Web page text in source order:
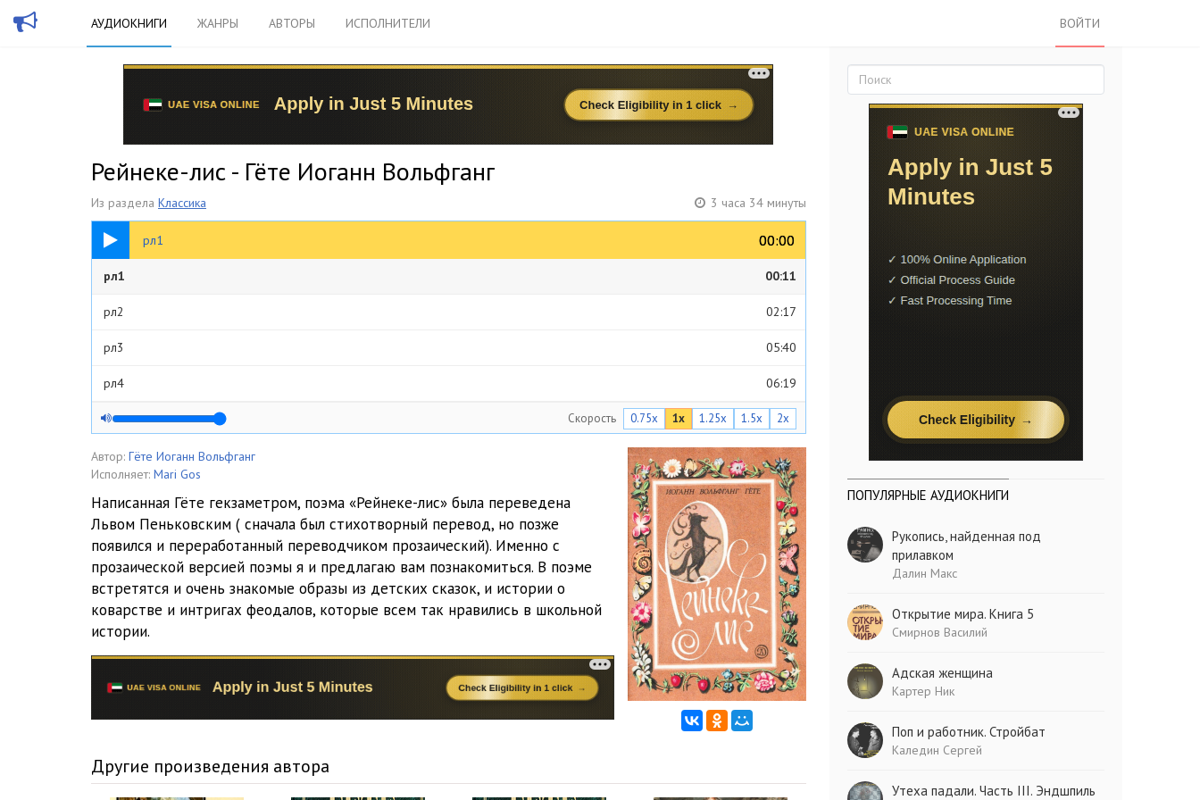
АУДИОКНИГИ ЖАНРЫ АВТОРЫ ИСПОЛНИТЕЛИ ВОЙТИ
Рейнеке-лис - Гёте Иоганн Вольфганг
Из раздела Классика 3 часа 34 минуты
рл1 00:00
00:00
00:11
рл1 00:11
рл2 02:17
рл3 05:40
рл4 06:19
рл5 03:25
рл6 08:46
05:11
рл8 03:15
рл9 05:51
рл10 04:59
рл11 03:26
06:06
06:39
рл15
Скорость 0.75x 1x 1.25x 1.5x 2x
Автор: Гёте Иоганн Вольфганг
Исполняет: Mari Gos
Написанная Гёте гекзаметром, поэма «Рейнеке-лис» была переведена
Львом Пеньковским ( сначала был стихотворный перевод, но позже
появился и переработанный переводчиком прозаический). Именно с
прозаической версией поэмы я и предлагаю вам познакомиться. В поэме
встретятся и очень знакомые образы из детских сказок, и истории о
коварстве и интригах феодалов, которые всем так нравились в школьной
истории.
Другие произведения автора
ПОПУЛЯРНЫЕ АУДИОКНИГИ
Рукопись, найденная под
прилавком
Далин Макс
Открытие мира. Книга 5
Смирнов Василий
Адская женщина
Картер Ник
Поп и работник. Стройбат
Каледин Сергей
Утеха падали. Часть III. Эндшпиль